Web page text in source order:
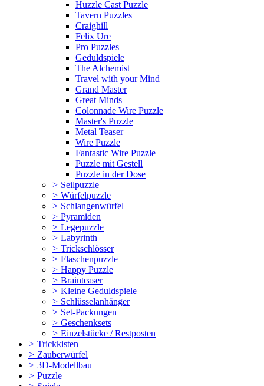
Huzzle Cast Puzzle
Tavern Puzzles
Craighill
Felix Ure
Pro Puzzles
Geduldspiele
The Alchemist
Travel with your Mind
Grand Master
Great Minds
Colonnade Wire Puzzle
Master's Puzzle
Metal Teaser
Wire Puzzle
Fantastic Wire Puzzle
Puzzle mit Gestell
Puzzle in der Dose
> Seilpuzzle
> Würfelpuzzle
> Schlangenwürfel
> Pyramiden
> Legepuzzle
> Labyrinth
> Trickschlösser
> Flaschenpuzzle
> Happy Puzzle
> Brainteaser
> Kleine Geduldspiele
> Schlüsselanhänger
> Set-Packungen
> Geschenksets
> Einzelstücke / Restposten
> Trickkisten
> Zauberwürfel
> 3D-Modellbau
> Puzzle